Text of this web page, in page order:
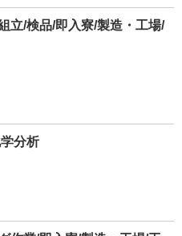
立/検品/即入寮/製造・工場/
分析